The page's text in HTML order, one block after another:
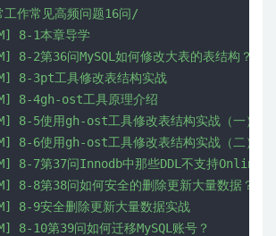
作常见高频问题16问/
8-1本章导学
8-2第36问MySQL如何修改大表的表结构？
8-3pt工具修改表结构实战
8-4gh-ost工具原理介绍
8-5使用gh-ost工具修改表结构实战（一）
8-6使用gh-ost工具修改表结构实战（二）
8-7第37问Innodb中那些DDL不支持Online操
8-8第38问如何安全的删除更新大量数据？
8-9安全删除更新大量数据实战
8-10第39问如何迁移MySQL账号？